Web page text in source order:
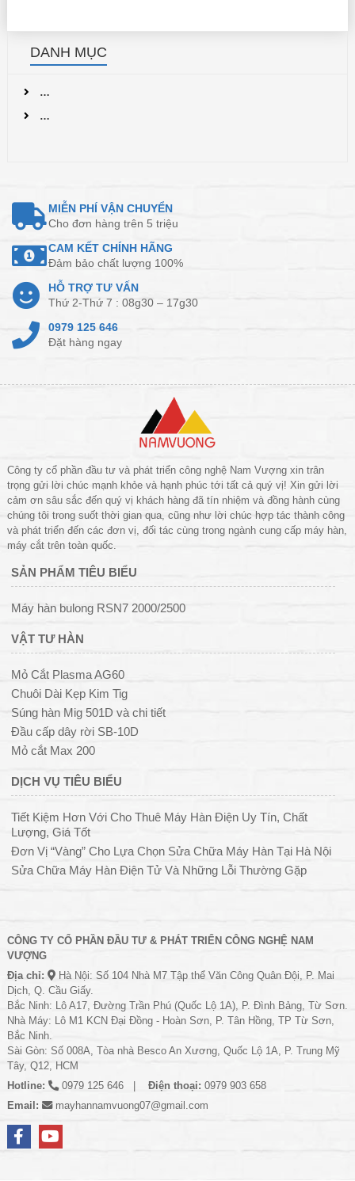
DANH MỤC
…
…
MIỄN PHÍ VẬN CHUYỂN
Cho đơn hàng trên 5 triệu
CAM KẾT CHÍNH HÃNG
Đảm bảo chất lượng 100%
HỖ TRỢ TƯ VẤN
Thứ 2-Thứ 7 : 08g30 – 17g30
0979 125 646
Đặt hàng ngay
Công ty cổ phần đầu tư và phát triển công nghệ Nam Vượng xin trân
trọng gửi lời chúc mạnh khỏe và hạnh phúc tới tất cả quý vị! Xin gửi lời
cảm ơn sâu sắc đến quý vị khách hàng đã tín nhiệm và đồng hành cùng
chúng tôi trong suốt thời gian qua, cũng như lời chúc hợp tác thành công
và phát triển đến các đơn vị, đối tác cùng trong ngành cung cấp máy hàn,
máy cắt trên toàn quốc.
SẢN PHẨM TIÊU BIỂU
Máy hàn bulong RSN7 2000/2500
VẬT TƯ HÀN
Mỏ Cắt Plasma AG60
Chuôi Dài Kẹp Kim Tig
Súng hàn Mig 501D và chi tiết
Đầu cấp dây rời SB-10D
Mỏ cắt Max 200
DỊCH VỤ TIÊU BIỂU
Tiết Kiệm Hơn Với Cho Thuê Máy Hàn Điện Uy Tín, Chất
Lượng, Giá Tốt
Đơn Vị “Vàng” Cho Lựa Chọn Sửa Chữa Máy Hàn Tại Hà Nội
Sửa Chữa Máy Hàn Điện Tử Và Những Lỗi Thường Gặp
CÔNG TY CỔ PHẦN ĐẦU TƯ & PHÁT TRIỂN CÔNG NGHỆ NAM
VƯỢNG
Địa chỉ:
Hà Nội: Số 104 Nhà M7 Tập thể Văn Công Quân Đội, P. Mai
Dịch, Q. Cầu Giấy.
Bắc Ninh: Lô A17, Đường Trần Phú (Quốc Lộ 1A), P. Đình Bảng, Từ Sơn.
Nhà Máy: Lô M1 KCN Đại Đồng - Hoàn Sơn, P. Tân Hồng, TP Từ Sơn,
Bắc Ninh.
Sài Gòn: Số 008A, Tòa nhà Besco An Xương, Quốc Lộ 1A, P. Trung Mỹ
Tây, Q12, HCM
Hotline:
0979 125 646 Điện thoại: 0979 903 658
Email:
mayhannamvuong07@gmail.com